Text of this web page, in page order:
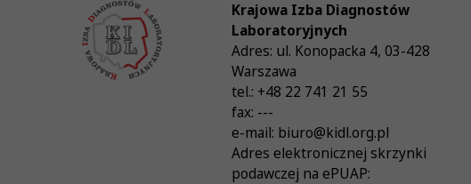
Krajowa Izba Diagnostów
Laboratoryjnych
Adres: ul. Konopacka 4,03-428
Warszawa
tel.: +48 22 741 21 55
fax: ---
e-mail: biuro@kidl.org.pl
Adres elektronicznej skrzynki
podawczej na ePUAP: